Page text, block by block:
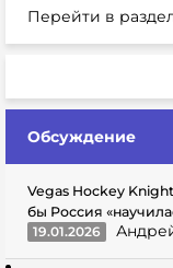
Перейти в
Обсуждение
Vegas Hockey
бы Россия
19.01.2026